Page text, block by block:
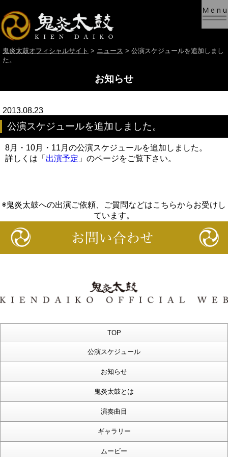
鬼炎太鼓オフィシャルサイト > ニュース > 公演スケジュールを追加しまし
た。
お知らせ
2013.08.23
公演スケジュールを追加しました。
8月・10月・11月の公演スケジュールを追加しました。
詳しくは「 出演予定 」のページをご覧下さい。
◉鬼炎太鼓への出演ご依頼、ご質問などはこちらからお受けし
ています。
TOP
公演スケジュール
お知らせ
鬼炎太鼓とは
演奏曲目
ギャラリー
ムービー